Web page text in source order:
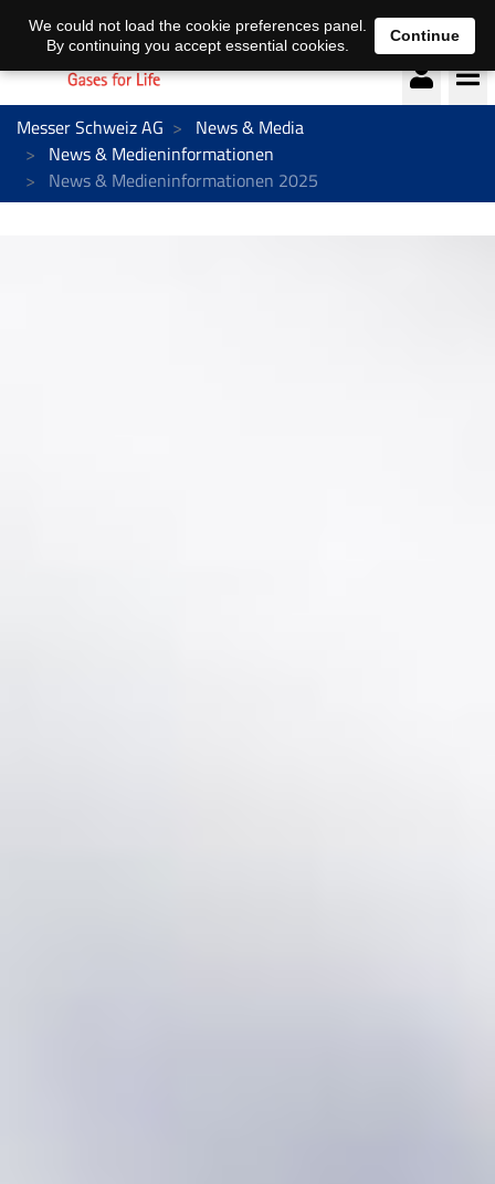
Deutsch français
Messer Schweiz AG
News & Media
News & Medieninformationen
News & Medieninformationen 2025
We could not load the cookie preferences panel.
By continuing you accept essential cookies.
Continue